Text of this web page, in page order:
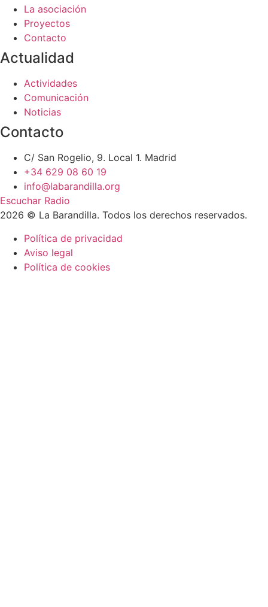
La asociación
Proyectos
Contacto
Actualidad
Actividades
Comunicación
Noticias
Contacto
C/ San Rogelio, 9. Local 1. Madrid
+34 629 08 60 19
info@labarandilla.org
Escuchar Radio
2026 © La Barandilla. Todos los derechos reservados.
Política de privacidad
Aviso legal
Política de cookies